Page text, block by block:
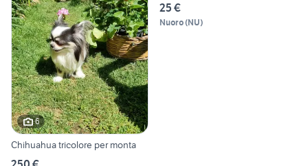
6
Chihuahua tricolore per monta
25 €
Nuoro(NU)